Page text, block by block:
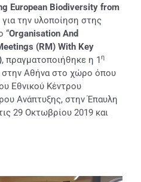
European Biodiversityfrom
για την υλοποίηση στης
“OrganisationAnd
(RM)With Key
, πραγματοποιήθηκε η 1η
στην Αθήνα στο χώρο όπου
Εθνικού Κέντρου
Ανάπτυξης, στην Έπαυλη
29 Οκτωβρίου 2019 και